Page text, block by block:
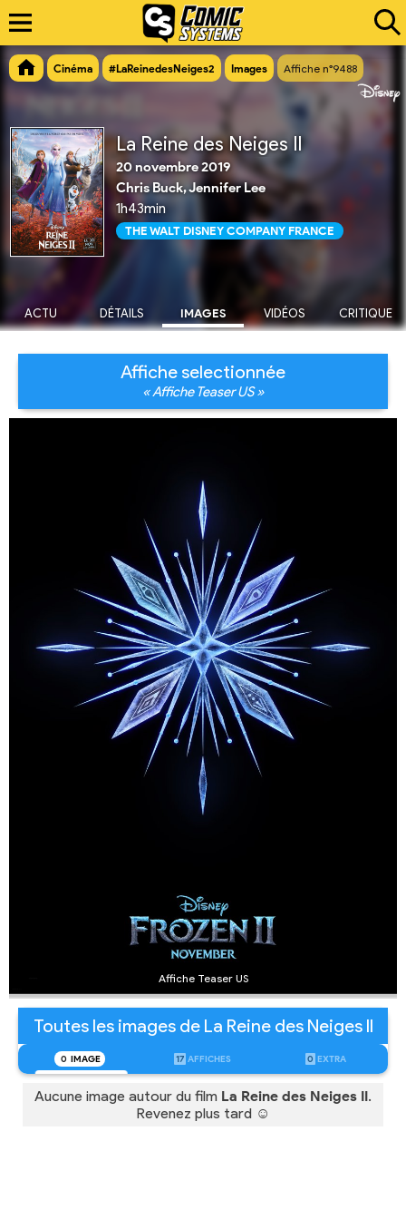
Cinéma #LaReinedesNeiges2 Images Affiche n°9488
La Reine des Neiges II
20 novembre 2019
Chris Buck, Jennifer Lee
1h43min
THE WALT DISNEY COMPANY FRANCE
ACTU DÉTAILS IMAGES VIDÉOS CRITIQUE
Affiche selectionnée
« Affiche Teaser US »
Affiche Teaser US
Toutes les images de La Reine des Neiges II
0 IMAGE 17 AFFICHES 0 EXTRA
Aucune image autour du film La Reine des Neiges II.
Revenez plus tard ☺